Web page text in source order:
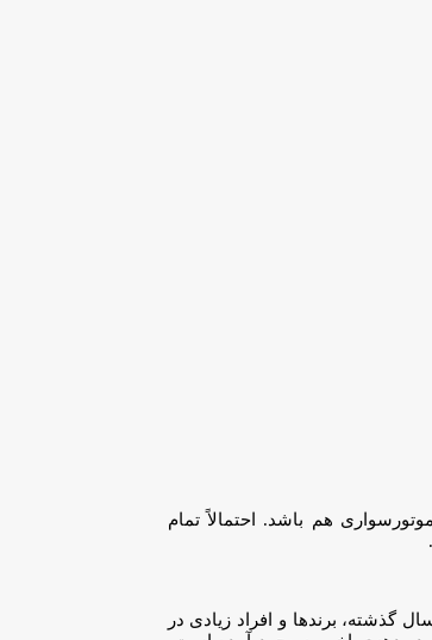
هم باشد. احتمالاً تمام
دنیای موتورسواری و موتورسیکلت‌ها به قدری جذاب هستند که شرکت‌های مختلف، راهکار‌های مقابله با این مشکل را در نظر بگیرند. در طول ۱۰۰ سال گذشته، برندها و افراد زیادی در